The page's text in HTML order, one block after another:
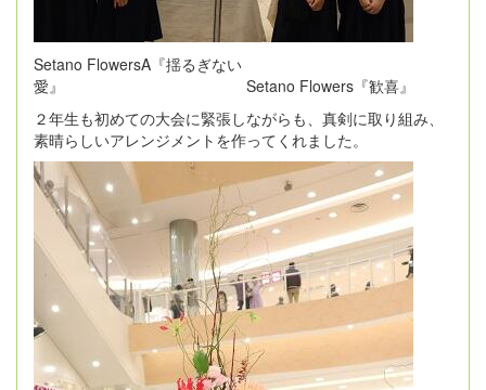
Setano FlowersA『揺るぎない
愛』 Setano Flowers『歓喜』
２年生も初めての大会に緊張しながらも、真剣に取り組み、
素晴らしいアレンジメントを作ってくれました。